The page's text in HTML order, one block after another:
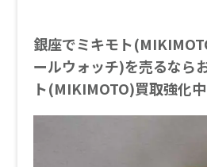
銀座でミキモト
ールウォッチ)を売るなら
ト(MIKIMOTO)買取強化中